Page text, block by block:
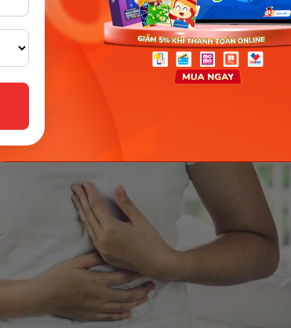
thấy bầu ngực có sự thay đổi rõ rệt, thể
có cảm giác đau, tức và màu sắc thâm đen
bị thay đổi ngực cũng đến từ sự tăng cao
thể, ảnh hưởng đến các tế bào biểu bì.